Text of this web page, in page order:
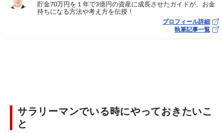
貯金70万円を１年で3億円の資産に成長させたガイドが、お金
持ちになる方法や考え方を伝授！
プロフィール詳細
執筆記事一覧
サラリーマンでいる時にやっておきたいこ
と